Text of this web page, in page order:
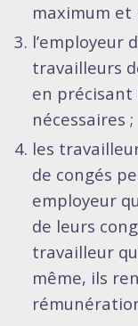
maximum et
l’employeur
travailleurs
en précisant
nécessaires ;
les
de congés
employeur
de leurs
travailleur
même, ils